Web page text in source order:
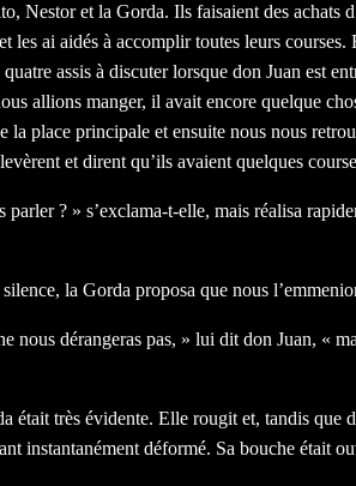
Nestor et la Gorda. Ils faisaient des achats
les ai aidés à accomplir toutes leurs
assis à discuter lorsque don Juan est
allions manger, il avait encore quelque
la place principale et ensuite nous nous
et dirent qu’ils avaient quelques
? » s’exclama-t-elle, mais réalisa
la Gorda proposa que nous
nous dérangeras pas, » lui dit don Juan, «
était très évidente. Elle rougit et, tandis que
instantanément déformé. Sa bouche était